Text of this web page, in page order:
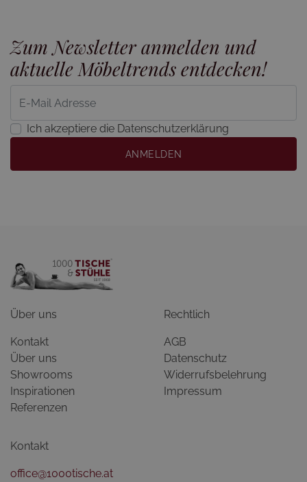
Zum Newsletter anmelden und
aktuelle Möbeltrends entdecken!
Ich akzeptiere die Datenschutzerklärung
ANMELDEN
Über uns
Kontakt
Über uns
Showrooms
Inspirationen
Referenzen
Rechtlich
AGB
Datenschutz
Widerrufsbelehrung
Impressum
Kontakt
office@1000tische.at